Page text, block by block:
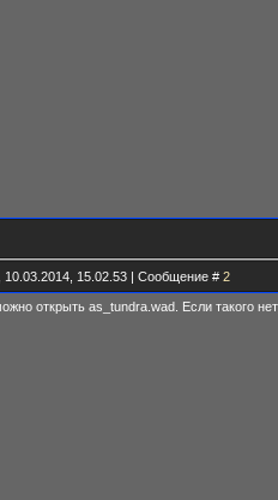
10.03.2014, 15.02.53 | Сообщение # 2
открыть as_tundra.wad. Если такого